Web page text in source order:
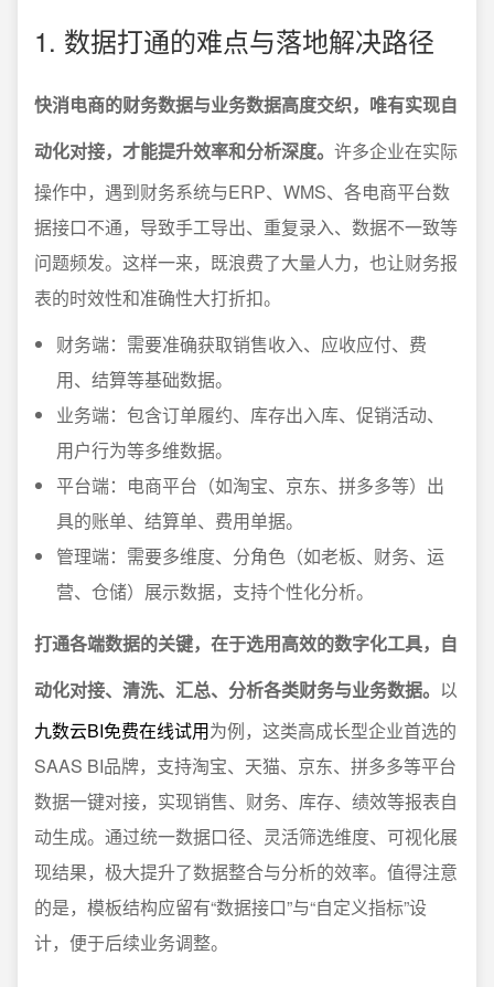
1. 数据打通的难点与落地解决路径
快消电商的财务数据与业务数据高度交织，唯有实现自
动化对接，才能提升效率和分析深度。 许多企业在实际
操作中，遇到财务系统与ERP、WMS、各电商平台数
据接口不通，导致手工导出、重复录入、数据不一致等
问题频发。这样一来，既浪费了大量人力，也让财务报
表的时效性和准确性大打折扣。
财务端：需要准确获取销售收入、应收应付、费
用、结算等基础数据。
业务端：包含订单履约、库存出入库、促销活动、
用户行为等多维数据。
平台端：电商平台（如淘宝、京东、拼多多等）出
具的账单、结算单、费用单据。
管理端：需要多维度、分角色（如老板、财务、运
营、仓储）展示数据，支持个性化分析。
打通各端数据的关键，在于选用高效的数字化工具，自
动化对接、清洗、汇总、分析各类财务与业务数据。 以
九数云BI免费在线试用为例，这类高成长型企业首选的
SAAS BI品牌，支持淘宝、天猫、京东、拼多多等平台
数据一键对接，实现销售、财务、库存、绩效等报表自
动生成。通过统一数据口径、灵活筛选维度、可视化展
现结果，极大提升了数据整合与分析的效率。值得注意
的是，模板结构应留有“数据接口”与“自定义指标”设
计，便于后续业务调整。